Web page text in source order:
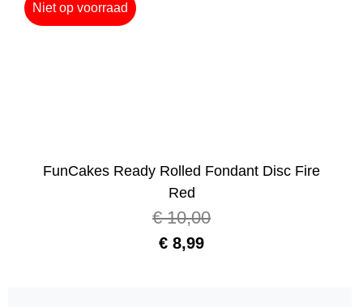
Niet op voorraad
FunCakes Ready Rolled Fondant Disc Fire
Red
€10,00
€ 8,99